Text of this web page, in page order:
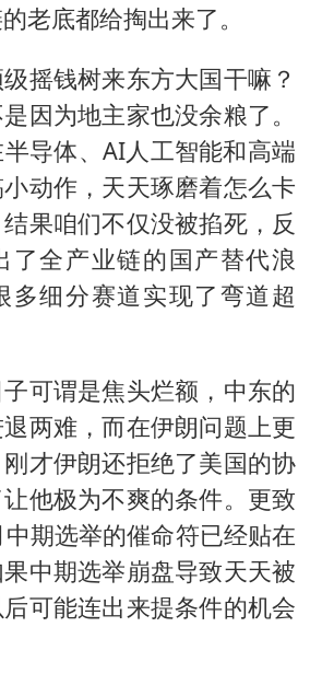
老底都给掏出来了。
摇钱树来东方大国干嘛？
因为地主家也没余粮了。
导体、AI人工智能和高端
动作，天天琢磨着怎么卡
果咱们不仅没被掐死，反
了全产业链的国产替代浪
多细分赛道实现了弯道超
可谓是焦头烂额，中东的
两难，而在伊朗问题上更
才伊朗还拒绝了美国的协
他极为不爽的条件。更致
期选举的催命符已经贴在
中期选举崩盘导致天天被
可能连出来提条件的机会